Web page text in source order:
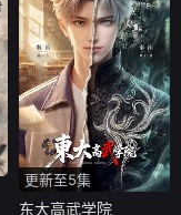
更新至5集
东大高武学院